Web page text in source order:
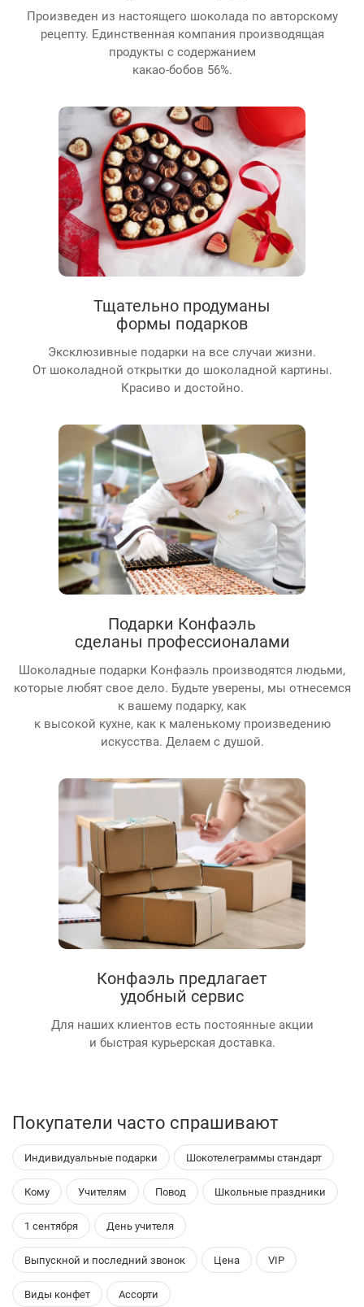
Произведен из настоящего шоколада по авторскому
рецепту. Единственная компания производящая
продукты с содержанием
какао-бобов 56%.
Тщательно продуманы
формы подарков
Эксклюзивные подарки на все случаи жизни.
От шоколадной открытки до шоколадной картины.
Красиво и достойно.
Подарки Конфаэль
сделаны профессионалами
Шоколадные подарки Конфаэль производятся людьми,
которые любят свое дело. Будьте уверены, мы отнесемся
к вашему подарку, как
к высокой кухне, как к маленькому произведению
искусства. Делаем с душой.
Конфаэль предлагает
удобный сервис
Для наших клиентов есть постоянные акции
и быстрая курьерская доставка.
Покупатели часто спрашивают
Индивидуальные подарки Шокотелеграммы стандарт
Кому Учителям Повод Школьные праздники
1 сентября День учителя
Выпускной и последний звонок Цена VIP
Виды конфет Ассорти